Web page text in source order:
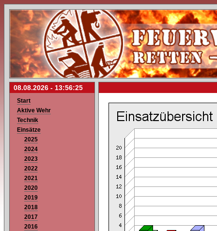
08.08.2026 - 13:56:25
Start
Aktive Wehr
Technik
Einsätze
2025
2024
2023
2022
2021
2020
2019
2018
2017
2016